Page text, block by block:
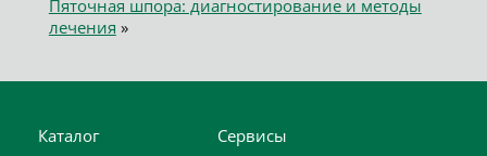
Пяточная шпора: диагностирование и методы
лечения »
Каталог Сервисы